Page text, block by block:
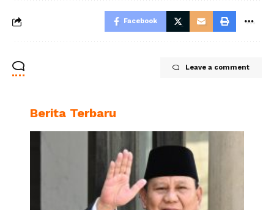
Facebook
Leave a comment
Berita Terbaru